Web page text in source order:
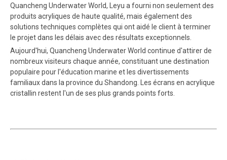
Quancheng Underwater World, Leyu a fourni non seulement des
produits acryliques de haute qualité, mais également des
solutions techniques complètes qui ont aidé le client à terminer
le projet dans les délais avec des résultats exceptionnels.
Aujourd'hui, Quancheng Underwater World continue d'attirer de
nombreux visiteurs chaque année, constituant une destination
populaire pour l'éducation marine et les divertissements
familiaux dans la province du Shandong. Les écrans en acrylique
cristallin restent l'un de ses plus grands points forts.